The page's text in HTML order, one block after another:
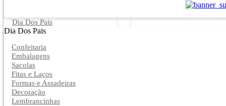
Dia Dos Pais
Dia Dos Pais
Confeitaria
Embalagens
Sacolas
Fitas e Laços
Formas e Assadeiras
Decoração
Lembrancinhas